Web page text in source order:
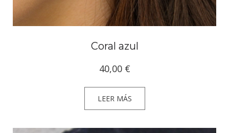
Coral azul
40,00 €
LEER MÁS